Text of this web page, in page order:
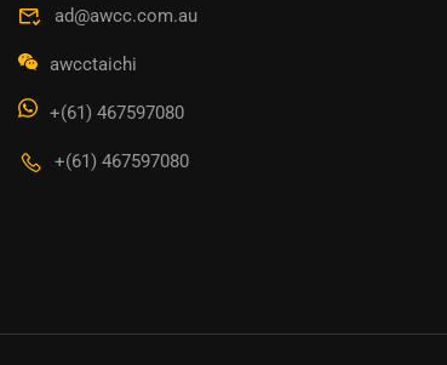
ad@awcc.com.au
awcctaichi
+(61) 467597080
+(61) 467597080